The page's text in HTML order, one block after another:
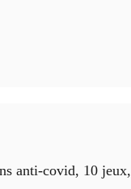
anti-covid, 10